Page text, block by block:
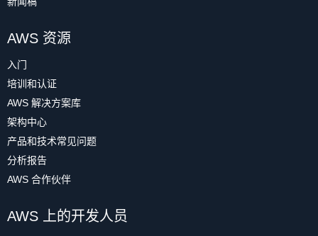
AWS 资源
入门
培训和认证
AWS 解决方案库
架构中心
产品和技术常见问题
分析报告
AWS 合作伙伴
AWS 上的开发人员